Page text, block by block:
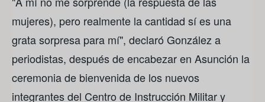
mujeres), pero realmente la cantidad sí es una
grata sorpresa para mí", declaró González a
periodistas, después de encabezar en Asunción la
ceremonia de bienvenida de los nuevos
integrantes del Centro de Instrucción Militar y